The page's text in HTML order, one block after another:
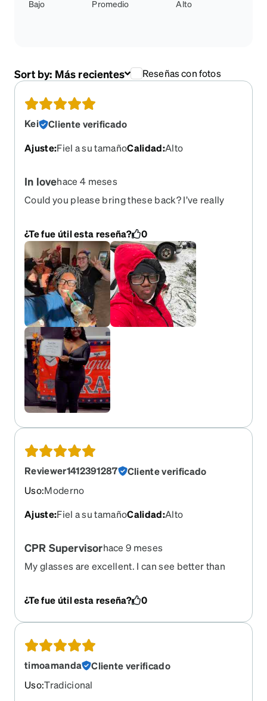
Bajo Promedio Alto
Sort by: Más recientes Reseñas con fotos
Kei
Cliente verificado
Ajuste:Fiel a su tamañoCalidad:Alto
In lovehace 4 meses
Could you please bring these back? I’ve really
¿Te fue útil esta reseña? 0
Reviewer1412391287
Cliente verificado
Uso:Moderno
Ajuste:Fiel a su tamañoCalidad:Alto
CPR Supervisorhace 9 meses
My glasses are excellent. I can see better than
¿Te fue útil esta reseña?
0
timoamanda
Cliente verificado
Uso:Tradicional